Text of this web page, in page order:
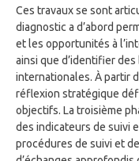
Ces travaux se sont
diagnostic a d’abord
et les opportunités à
ainsi que d’identifier
internationales. À partir
réflexion stratégique
objectifs. La troisième
des indicateurs de suivi
procédures de suivi et